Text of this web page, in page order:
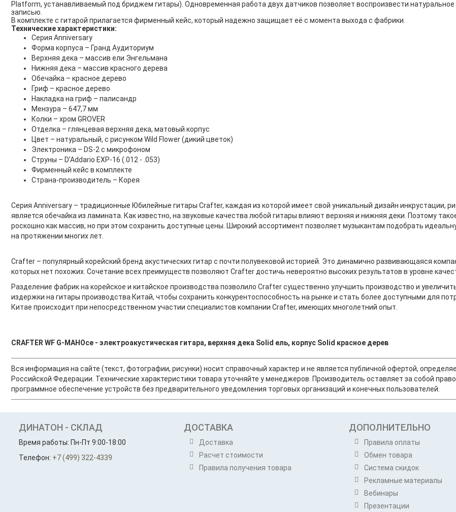
Platform, устанавливаемый под бриджем гитары). Одновременная работа двух датчиков позволяет воспроизвести
записью.
В комплекте с гитарой прилагается фирменный кейс, который надежно защищает её с момента выхода с фабрики.
Технические характеристики:
Серия Anniversary
Форма корпуса – Гранд Аудиториум
Верхняя дека – массив ели Энгельмана
Нижняя дека – массив красного дерева
Обечайка – красное дерево
Гриф – красное дерево
Накладка на гриф – палисандр
Мензура – 647,7 мм
Колки – хром GROVER
Отделка – глянцевая верхняя дека, матовый корпус
Цвет – натуральный, с рисунком Wild Flower (дикий цветок)
Электроника – DS-2 с микрофоном
Струны – D’Addario EXP-16 (.012 - .053)
Фирменный кейс в комплекте
Страна-производитель – Корея
Серия Anniversary – традиционные Юбилейные гитары Crafter, каждая из которой имеет свой уникальный дизайн инкрустации,
является обечайка из ламината. Как известно, на звуковые качества любой гитары влияют верхняя и нижняя деки. Поэтому
роскошно как массив, но при этом сохранить доступные цены. Широкий ассортимент позволяет музыкантам подобрать
на протяжении многих лет.
Crafter – популярный корейский бренд акустических гитар с почти полувековой историей. Это динамично развивающаяся
которых нет похожих. Сочетание всех преимуществ позволяют Crafter достичь невероятно высоких результатов в уровне
Разделение фабрик на корейское и китайское производства позволило Crafter существенно улучшить производство и
издержки на гитары производства Китай, чтобы сохранить конкурентоспособность на рынке и стать более доступными для
Китае происходит при непосредственном участии специалистов компании Crafter, имеющих многолетний опыт.
CRAFTER WF G-MAHOce - электроакустическая гитара, верхняя дека Solid ель, корпус Solid красное дерев
Вся информация на сайте (текст, фотографии, рисунки) носит справочный характер и не является публичной офертой,
Российской Федерации. Технические характеристики товара уточняйте у менеджеров. Производитель оставляет за собой
программное обеспечение устройств без предварительного уведомления торговых организаций и конечных пользователей.
ДИНАТОН - СКЛАД
Время работы: Пн-Пт 9:00-18:00
Телефон: +7 (499) 322-4339
ДОСТАВКА
Доставка
Расчет стоимости
Правила получения товара
ДОПОЛНИТЕЛЬНО
Правила оплаты
Обмен товара
Система скидок
Рекламные материалы
Вебинары
Презентации